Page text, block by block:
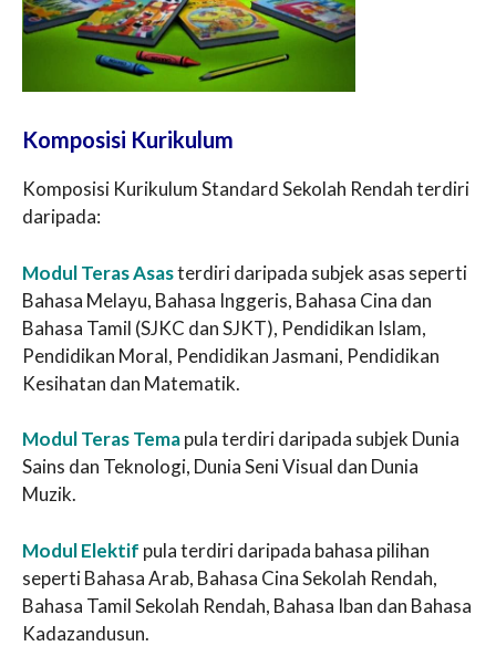
Komposisi Kurikulum
Komposisi Kurikulum Standard Sekolah Rendah terdiri
daripada:
Modul Teras Asasterdiri daripada subjek asas seperti
Bahasa Melayu, Bahasa Inggeris, Bahasa Cina dan
Bahasa Tamil (SJKC dan SJKT), Pendidikan Islam,
Pendidikan Moral, Pendidikan Jasmani, Pendidikan
Kesihatan dan Matematik.
Modul Teras Temapula terdiri daripada subjek Dunia
Sains dan Teknologi, Dunia Seni Visual dan Dunia
Muzik.
Modul Elektif pula terdiri daripada bahasa pilihan
seperti Bahasa Arab, Bahasa Cina Sekolah Rendah,
Bahasa Tamil Sekolah Rendah, Bahasa Iban dan Bahasa
Kadazandusun.